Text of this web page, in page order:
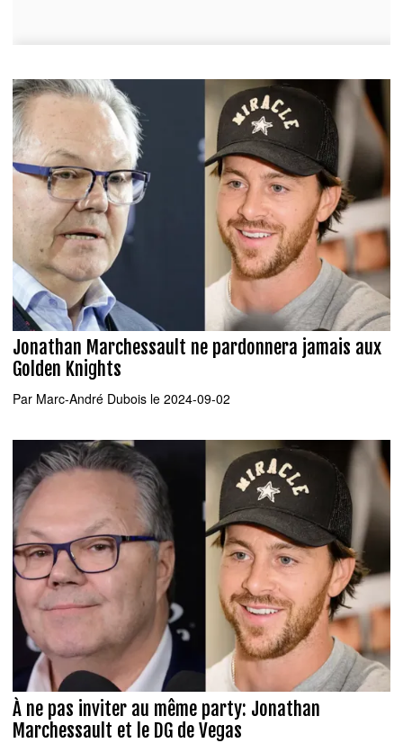
Jonathan Marchessault ne pardonnera jamais aux
Golden Knights
Par Marc-André Dubois le 2024-09-02
À ne pas inviter au même party: Jonathan
Marchessault et le DG de Vegas